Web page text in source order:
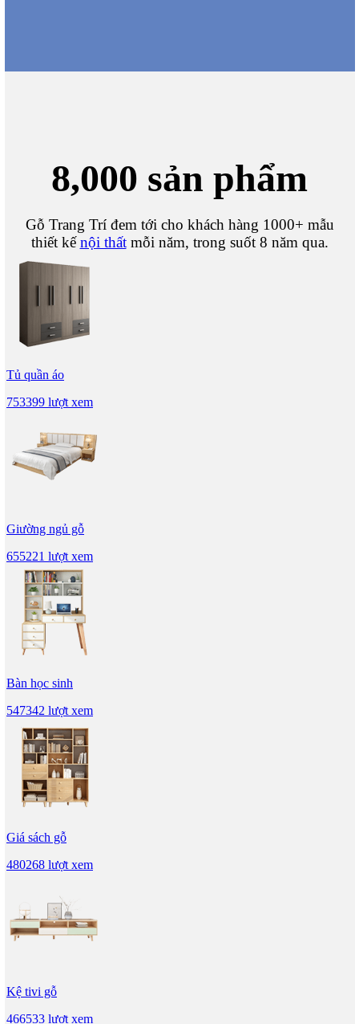
8,000 sản phẩm
Gỗ Trang Trí đem tới cho khách hàng 1000+ mẫu
thiết kếnội thấtmỗi năm, trong suốt 8 năm qua.
Tủ quần áo
753399 lượt xem
Giường ngủ gỗ
655221 lượt xem
Bàn học sinh
547342 lượt xem
Giá sách gỗ
480268 lượt xem
Kệ tivi gỗ
466533 lượt xem